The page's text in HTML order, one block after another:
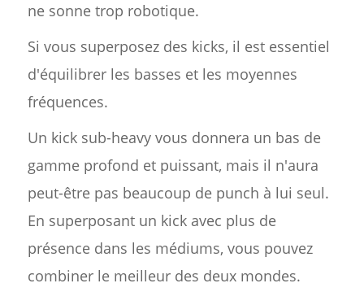
ne sonne trop robotique.
Si vous superposez des kicks, il est essentiel
d'équilibrer les basses et les moyennes
fréquences.
Un kick sub-heavy vous donnera un bas de
gamme profond et puissant, mais il n'aura
peut-être pas beaucoup de punch à lui seul.
En superposant un kick avec plus de
présence dans les médiums, vous pouvez
combiner le meilleur des deux mondes.